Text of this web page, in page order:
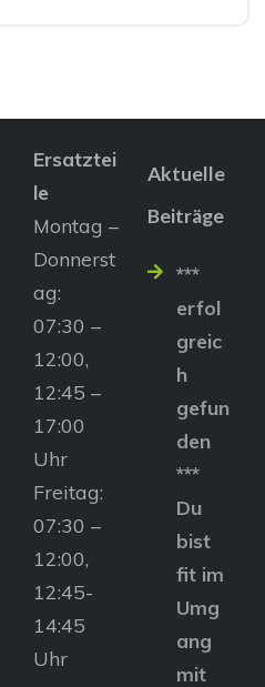
Ersatztei
le
Montag –
Donnerst
ag:
07:30 –
12:00,
12:45 –
17:00
Uhr
Freitag:
07:30 –
12:00,
12:45-
14:45
Uhr
Aktuelle
Beiträge
***
erfol
greic
h
gefun
den
***
Du
bist
fit im
Umg
ang
mit